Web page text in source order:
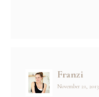
Franzi
November 21, 2013